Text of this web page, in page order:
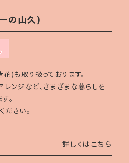
の山久)
)も取り扱っております。
レンジなど、さまざまな暮らしを
。
ださい。
詳しくはこちら